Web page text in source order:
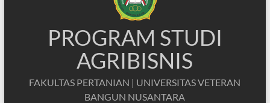
PROGRAM STUDI
AGRIBISNIS
FAKULTAS PERTANIAN | UNIVERSITAS VETERAN
BANGUN NUSANTARA